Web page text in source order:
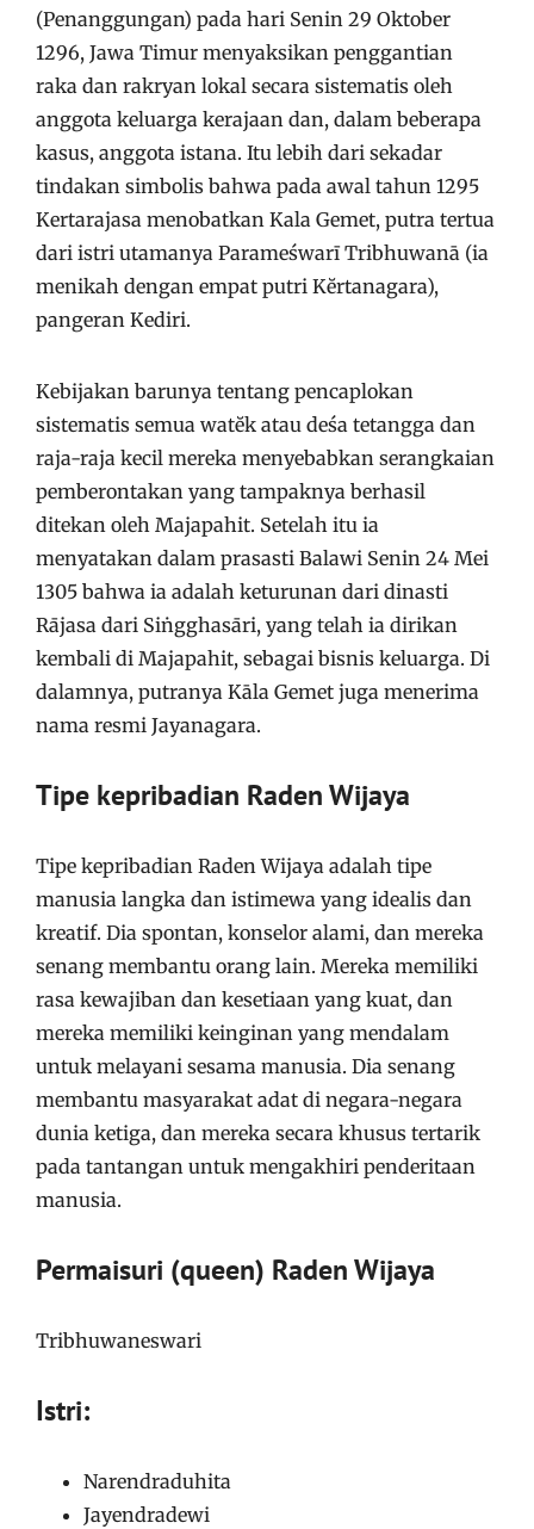
(Penanggungan) pada hari Senin 29 Oktober
1296, Jawa Timur menyaksikan penggantian
raka dan rakryan lokal secara sistematis oleh
anggota keluarga kerajaan dan, dalam beberapa
kasus, anggota istana. Itu lebih dari sekadar
tindakan simbolis bahwa pada awal tahun 1295
Kertarajasa menobatkan Kala Gemet, putra tertua
dari istri utamanya Parameśwarī Tribhuwanā (ia
menikah dengan empat putri Kĕrtanagara),
pangeran Kediri.
Kebijakan barunya tentang pencaplokan
sistematis semua watĕk atau deśa tetangga dan
raja-raja kecil mereka menyebabkan serangkaian
pemberontakan yang tampaknya berhasil
ditekan oleh Majapahit. Setelah itu ia
menyatakan dalam prasasti Balawi Senin 24 Mei
1305 bahwa ia adalah keturunan dari dinasti
Rājasa dari Siṅgghasāri, yang telah ia dirikan
kembali di Majapahit, sebagai bisnis keluarga. Di
dalamnya, putranya Kāla Gemet juga menerima
nama resmi Jayanagara.
Tipe kepribadian Raden Wijaya
Tipe kepribadian Raden Wijaya adalah tipe
manusia langka dan istimewa yang idealis dan
kreatif. Dia spontan, konselor alami, dan mereka
senang membantu orang lain. Mereka memiliki
rasa kewajiban dan kesetiaan yang kuat, dan
mereka memiliki keinginan yang mendalam
untuk melayani sesama manusia. Dia senang
membantu masyarakat adat di negara-negara
dunia ketiga, dan mereka secara khusus tertarik
pada tantangan untuk mengakhiri penderitaan
manusia.
Permaisuri (queen) Raden Wijaya
Tribhuwaneswari
Istri:
Narendraduhita
Jayendradewi